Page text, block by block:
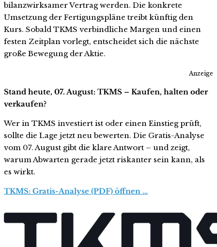
bilanzwirksamer Vertrag werden. Die konkrete
Umsetzung der Fertigungspläne treibt künftig den
Kurs. Sobald TKMS verbindliche Margen und einen
festen Zeitplan vorlegt, entscheidet sich die nächste
große Bewegung der Aktie.
Anzeige
Stand heute, 07. August: TKMS – Kaufen, halten oder
verkaufen?
Wer in TKMS investiert ist oder einen Einstieg prüft,
sollte die Lage jetzt neu bewerten. Die Gratis-Analyse
vom 07. August gibt die klare Antwort – und zeigt,
warum Abwarten gerade jetzt riskanter sein kann, als
es wirkt.
TKMS: Gratis-Analyse (PDF) öffnen …